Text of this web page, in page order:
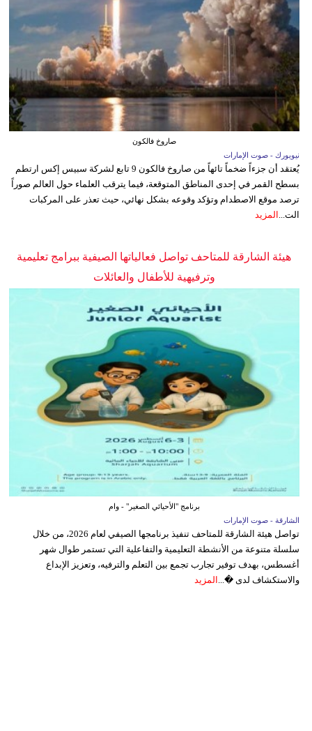
صاروخ فالكون
نيويورك - صوت الإمارات
يُعتقد أن جزءاً ضخماً تائهاً من صاروخ فالكون 9 تابع لشركة سبيس إكس ارتطم
بسطح القمر في إحدى المناطق المتوقعة، فيما يترقب العلماء حول العالم صوراً
ترصد موقع الاصطدام وتؤكد وقوعه بشكل نهائي، حيث تعذر على المركبات
الت...
المزيد
هيئة الشارقة للمتاحف تواصل فعالياتها الصيفية ببرامج تعليمية
وترفيهية للأطفال والعائلات
برنامج "الأحيائي الصغير" - وام
الشارقة - صوت الإمارات
تواصل هيئة الشارقة للمتاحف تنفيذ برنامجها الصيفي لعام 2026، من خلال
سلسلة متنوعة من الأنشطة التعليمية والتفاعلية التي تستمر طوال شهر
أغسطس، بهدف توفير تجارب تجمع بين التعلم والترفيه، وتعزيز الإبداع
والاستكشاف لدى �... المزيد